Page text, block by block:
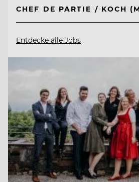
CHEF DE PARTIE / KOCH
Entdecke alle Jobs